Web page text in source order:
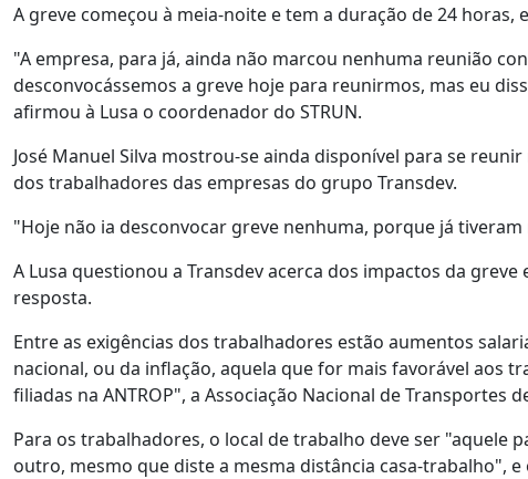
A greve começou à meia-noite e tem a duração de 24
"A empresa, para já, ainda não marcou nenhuma reunião
desconvocássemos a greve hoje para reunirmos, mas eu
afirmou à Lusa o coordenador do STRUN.
José Manuel Silva mostrou-se ainda disponível para se
dos trabalhadores das empresas do grupo Transdev.
"Hoje não ia desconvocar greve nenhuma, porque já
A Lusa questionou a Transdev acerca dos impactos da
resposta.
Entre as exigências dos trabalhadores estão aumentos
nacional, ou da inflação, aquela que for mais favorável aos
filiadas na ANTROP", a Associação Nacional de Transportes
Para os trabalhadores, o local de trabalho deve ser
outro, mesmo que diste a mesma distância casa-trabalho",